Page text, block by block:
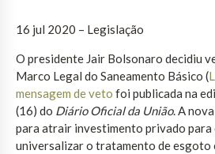
16 jul 2020 – Legislação
O presidente Jair Bolsonaro decidiu
Marco Legal do Saneamento Básico (
mensagem de veto foi publicada na
(16) do Diário Oficial da União. A
para atrair investimento privado
universalizar o tratamento de esgoto